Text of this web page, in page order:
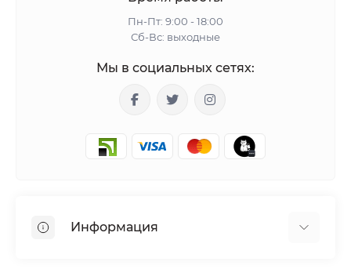
Пн-Пт: 9:00 - 18:00
Сб-Вс: выходные
Мы в социальных сетях:
Информация